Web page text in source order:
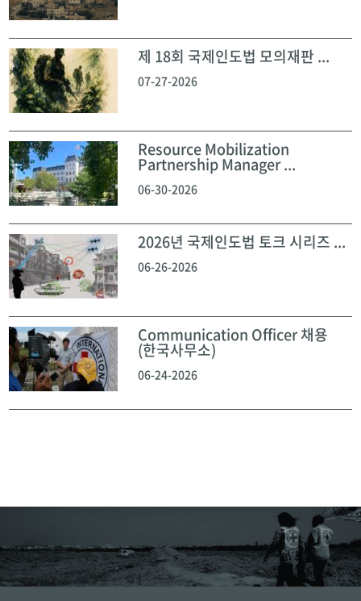
제 18회 국제인도법 모의재판 ...
07-27-2026
Resource Mobilization
Partnership Manager ...
06-30-2026
2026년 국제인도법 토크 시리즈 ...
06-26-2026
Communication Officer 채용
(한국사무소)
06-24-2026